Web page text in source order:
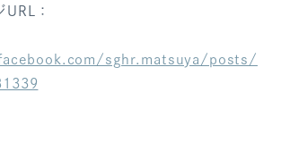
お気に入り
：
sghr.matsuya/posts/